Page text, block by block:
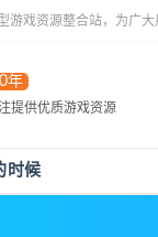
游戏资源整合站，为广
年
提供优质游戏资源
时候